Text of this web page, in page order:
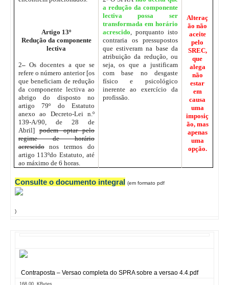
Artigo 13º
Redução da componente
lectiva
2–Os docentes a que se
refere o número anterior [os
que beneficiam de redução
da componente lectiva ao
abrigo do disposto no
artigo 79º do Estatuto
anexo ao Decreto-Lei n.º
139-A/90, de 28 de
Abril]podem optar pelo
regime de horário
acrescidonos termos do
artigo 113ºdo Estatuto, até
ao máximo de 6 horas.
a redução da componente
lectiva possa ser
transformada em horário
acrescido, porquanto isto
contraria os pressupostos
que estiveram na base da
atribuição da redução, ou
seja, os que a justificam
com base no desgaste
físico e psicológico
inerente ao exercício da
profissão.
Alteraç
ão não
aceite
pelo
SREC,
que
alega
não
estar
em
causa
uma
imposiç
ão, mas
apenas
uma
opção.
Consulte o documento integral (em formato pdf
)
Contraposta – Versao completa do SPRA sobre a versao 4.4.pdf